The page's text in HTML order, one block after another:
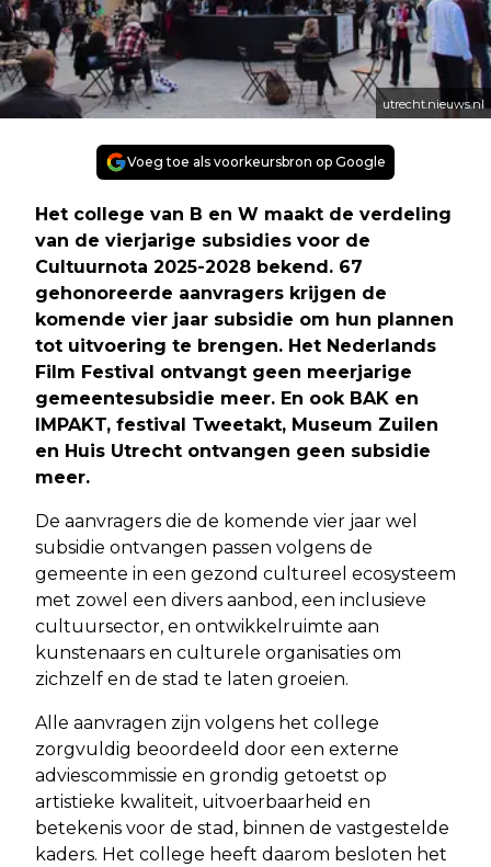
utrecht.nieuws.nl
Voeg toe als voorkeursbron op Google
Het college van B en W maakt de verdeling
van de vierjarige subsidies voor de
Cultuurnota 2025-2028 bekend. 67
gehonoreerde aanvragers krijgen de
komende vier jaar subsidie om hun plannen
tot uitvoering te brengen. Het Nederlands
Film Festival ontvangt geen meerjarige
gemeentesubsidie meer. En ook BAK en
IMPAKT, festival Tweetakt, Museum Zuilen
en Huis Utrecht ontvangen geen subsidie
meer.
De aanvragers die de komende vier jaar wel
subsidie ontvangen passen volgens de
gemeente in een gezond cultureel ecosysteem
met zowel een divers aanbod, een inclusieve
cultuursector, en ontwikkelruimte aan
kunstenaars en culturele organisaties om
zichzelf en de stad te laten groeien.
Alle aanvragen zijn volgens het college
zorgvuldig beoordeeld door een externe
adviescommissie en grondig getoetst op
artistieke kwaliteit, uitvoerbaarheid en
betekenis voor de stad, binnen de vastgestelde
kaders. Het college heeft daarom besloten het